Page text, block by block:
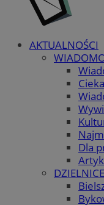
AKTUALNOŚCI
Dla
DZIELNICE